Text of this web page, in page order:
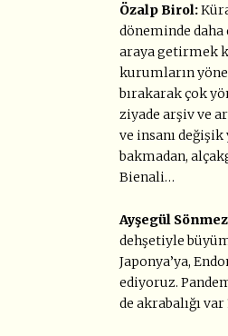
Özalp Birol:
döneminde
araya getirmek
kurumların
bırakarak çok
ziyade arşiv ve
ve insanı
bakmadan,
Bienali…
Ayşegül
dehşetiyle
Japonya’ya,
ediyoruz.
de akrabalığı